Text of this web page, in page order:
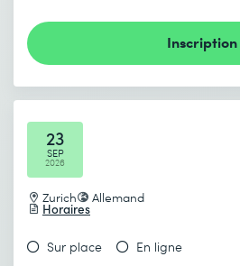
CHF
Réseaux Sociaux en
1 jour
CHF
* Champs obligatoires Inscription
23
SEP
2026
Zurich Allemand
Horaires
Sur place En ligne